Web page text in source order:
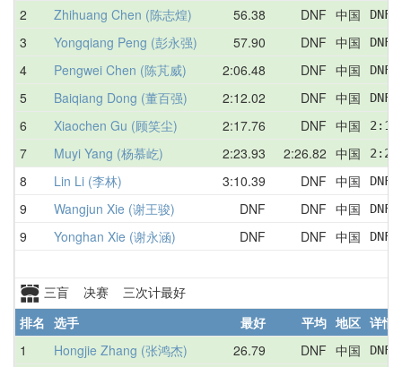
2 Zhihuang Chen (陈志煌) 56.38 DNF 中国
3 Yongqiang Peng (彭永强) 57.90 DNF 中国
4 Pengwei Chen (陈芃威) 2:06.48 DNF 中国
5 Baiqiang Dong (董百强) 2:12.02 DNF 中国
6 Xiaochen Gu (顾笑尘) 2:17.76 DNF 中国
7 Muyi Yang (杨慕屹) 2:23.93 2:26.82 中国
8 Lin Li (李林) 3:10.39 DNF 中国
9 Wangjun Xie (谢王骏) DNF DNF 中国
9 Yonghan Xie (谢永涵) DNF DNF 中国
三盲 决赛 三次计最好
排名 选手 最好 平均 地区 详情
1
Hongjie Zhang (张鸿杰) 26.79 DNF 中国